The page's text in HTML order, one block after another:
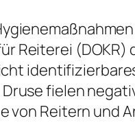
Reiterei
fielen
von Reitern